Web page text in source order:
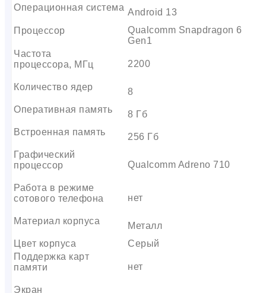
Операционная система Android 13
Процессор
Qualcomm Snapdragon 6
Gen1
Частота
процессора, МГц
2200
Количество ядер
8
Оперативная память
8 Гб
Встроенная память
256 Гб
Графический
процессор
Qualcomm Adreno 710
Работа в режиме
сотового телефона
нет
Материал корпуса
Металл
Цвет корпуса
Серый
Поддержка карт
памяти
нет
Экран